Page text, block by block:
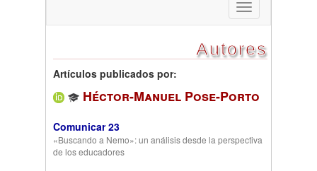
Toggle
navigation
Autores
Artículos publicados por:
Héctor-Manuel Pose-Porto
Comunicar 23
«Buscando a Nemo»: un análisis desde la perspectiva
de los educadores